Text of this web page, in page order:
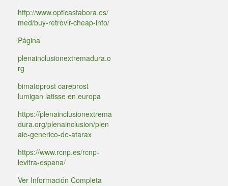
http://www.opticastabora.es/
med/buy-retrovir-cheap-info/
Página
plenainclusionextremadura.o
rg
bimatoprost careprost
lumigan latisse en europa
https://plenainclusionextrema
dura.org/plenainclusion/plen
aie-generico-de-atarax
https://www.rcnp.es/rcnp-
levitra-espana/
Ver Información Completa